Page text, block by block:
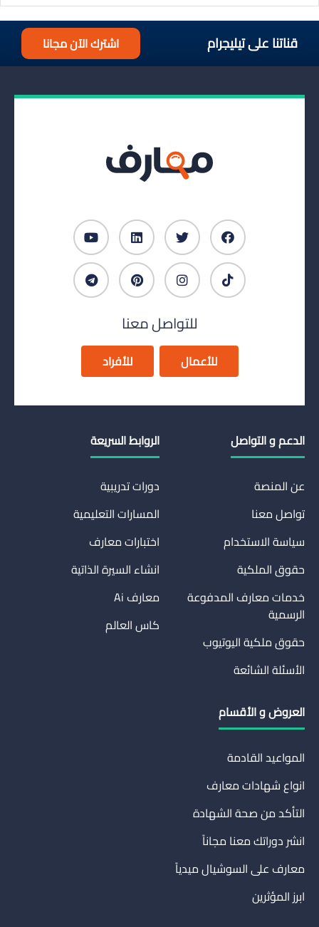
قناتنا على تيليجرام اشترك الآن مجانا
للتواصل معنا
للأعمال للأفراد
الدعم و التواصل
عن المنصة
تواصل معنا
سياسة الاستخدام
حقوق الملكية
خدمات معارف المدفوعة
الرسمية
حقوق ملكية اليوتيوب
الأسئلة الشائعة
الروابط السريعة
دورات تدريبية
المسارات التعليمية
اختبارات معارف
انشاء السيرة الذاتية
معارف Ai
كاس العالم
العروض و الأقسام
المواعيد القادمة
انواع شهادات معارف
التأكد من صحة الشهادة
انشر دوراتك معنا مجاناً
معارف على السوشيال ميدياً
ابرز المؤثرين